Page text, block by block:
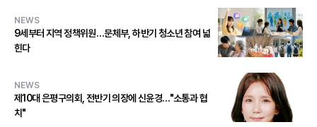
NEWS
9세부터 지역 정책위원…문체부, 하반기 청소년 참여 넓
힌다
NEWS
제10대 은평구의회, 전반기 의장에 신윤경…"소통과 협
치"